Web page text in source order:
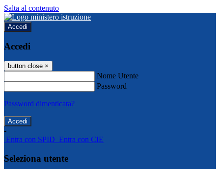
Salta al contenuto
Accedi
Accedi
button close ×
Nome Utente
Password
Password dimenticata?
-
Entra con SPID Entra con CIE
Seleziona utente